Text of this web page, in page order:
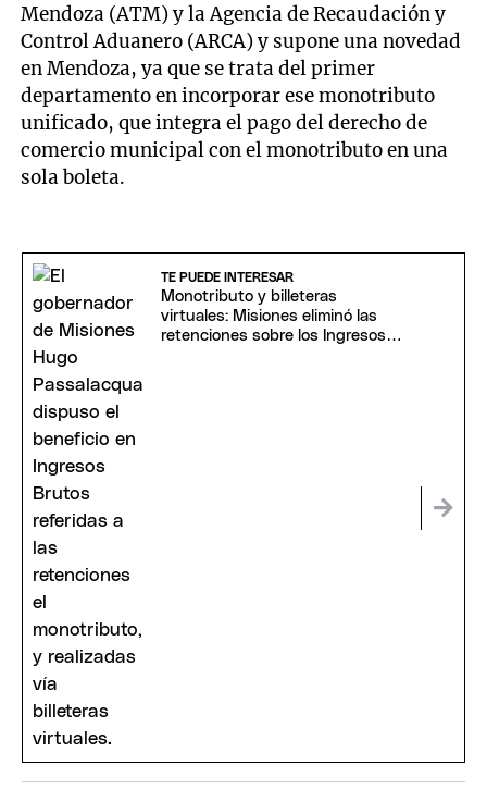
Mendoza (ATM) y la Agencia de Recaudación y
Control Aduanero (ARCA) y supone una novedad
en Mendoza, ya que se trata del primer
departamento en incorporar ese monotributo
unificado, que integra el pago del derecho de
comercio municipal con el monotributo en una
sola boleta.
TE PUEDE INTERESAR
Monotributo y billeteras
virtuales: Misiones eliminó las
retenciones sobre los Ingresos